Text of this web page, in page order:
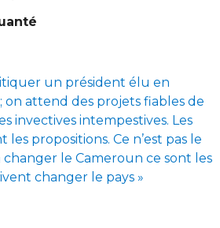
un président élu en
on attend des projets fiables de
invectives intempestives. Les
propositions. Ce n’est pas le
changer le Cameroun ce sont les
changer le pays »